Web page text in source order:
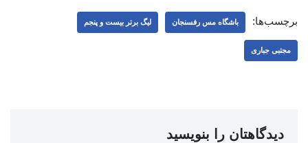
برچسب‌ها: باشگاه مس رفسنجان لیگ برتر بیست و پنجم
مجتبی جباری
دیدگاهتان را بنویسید